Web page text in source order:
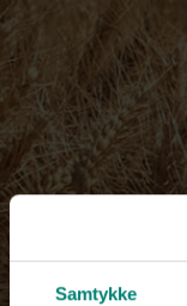
Samtykke